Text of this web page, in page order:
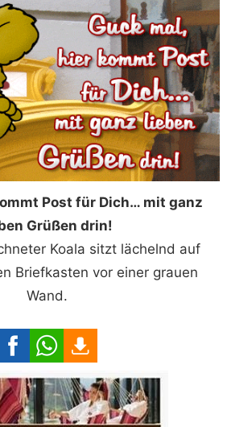
Post für Dich… mit ganz
Grüßen drin!
Koala sitzt lächelnd auf
Briefkasten vor einer grauen
Wand.